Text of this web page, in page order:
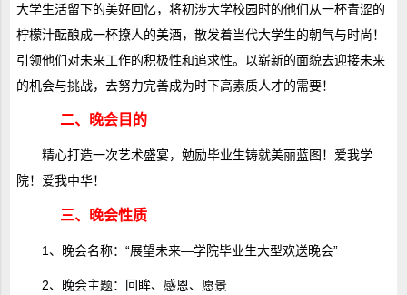
大学生活留下的美好回忆，将初涉大学校园时的他们从一杯青涩的
柠檬汁酝酿成一杯撩人的美酒，散发着当代大学生的朝气与时尚！
引领他们对未来工作的积极性和追求性。以崭新的面貌去迎接未来
的机会与挑战，去努力完善成为时下高素质人才的需要！
二、晚会目的
精心打造一次艺术盛宴，勉励毕业生铸就美丽蓝图！爱我学
院！爱我中华！
三、晚会性质
1、晚会名称：“展望未来―学院毕业生大型欢送晚会”
2、晚会主题：回眸、感恩、愿景